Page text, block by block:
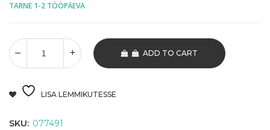
TARNE 1-2 TÖÖPÄEVA
ADD TO CART
LISA LEMMIKUTESSE
SKU: 077491